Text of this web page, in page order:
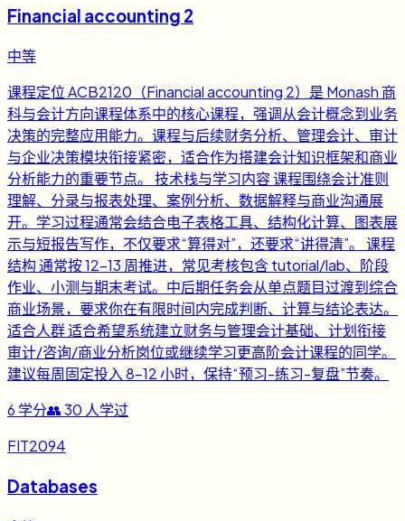
Financial accounting 2
中等
课程定位 ACB2120（Financial accounting 2）是 Monash 商
科与会计方向课程体系中的核心课程，强调从会计概念到业务
决策的完整应用能力。课程与后续财务分析、管理会计、审计
与企业决策模块衔接紧密，适合作为搭建会计知识框架和商业
分析能力的重要节点。 技术栈与学习内容 课程围绕会计准则
理解、分录与报表处理、案例分析、数据解释与商业沟通展
开。学习过程通常会结合电子表格工具、结构化计算、图表展
示与短报告写作，不仅要求“算得对”，还要求“讲得清”。 课程
结构 通常按 12-13 周推进，常见考核包含 tutorial/lab、阶段
作业、小测与期末考试。中后期任务会从单点题目过渡到综合
商业场景，要求你在有限时间内完成判断、计算与结论表达。
适合人群 适合希望系统建立财务与管理会计基础、计划衔接
审计/咨询/商业分析岗位或继续学习更高阶会计课程的同学。
建议每周固定投入 8-12 小时，保持“预习-练习-复盘”节奏。
6 学分👥30 人学过
FIT2094
Databases